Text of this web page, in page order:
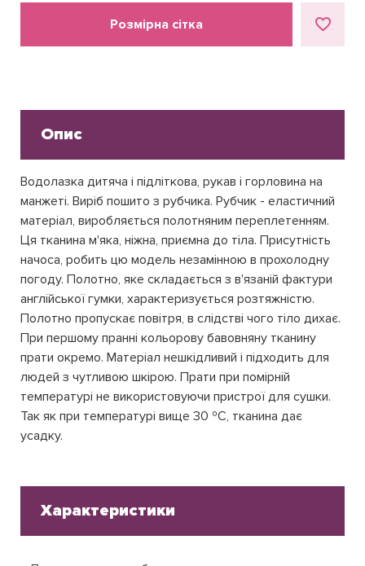
Розмірна сітка
Опис
Водолазка дитяча і підліткова, рукав і горловина на
манжеті. Виріб пошито з рубчика. Рубчик - еластичний
матеріал, виробляється полотняним переплетенням.
Ця тканина м'яка, ніжна, приємна до тіла. Присутність
начоса, робить цю модель незамінною в прохолодну
погоду. Полотно, яке складається з в'язаній фактури
англійської гумки, характеризується розтяжністю.
Полотно пропускає повітря, в слідстві чого тіло дихає.
При першому пранні кольорову бавовняну тканину
прати окремо. Матеріал нешкідливий і підходить для
людей з чутливою шкірою. Прати при помірній
температурі не використовуючи пристрої для сушки.
Так як при температурі вище 30 ºC, тканина дає
усадку.
Характеристики